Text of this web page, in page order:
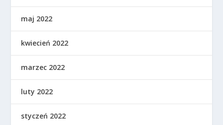
maj 2022
kwiecień 2022
marzec 2022
luty 2022
styczeń 2022